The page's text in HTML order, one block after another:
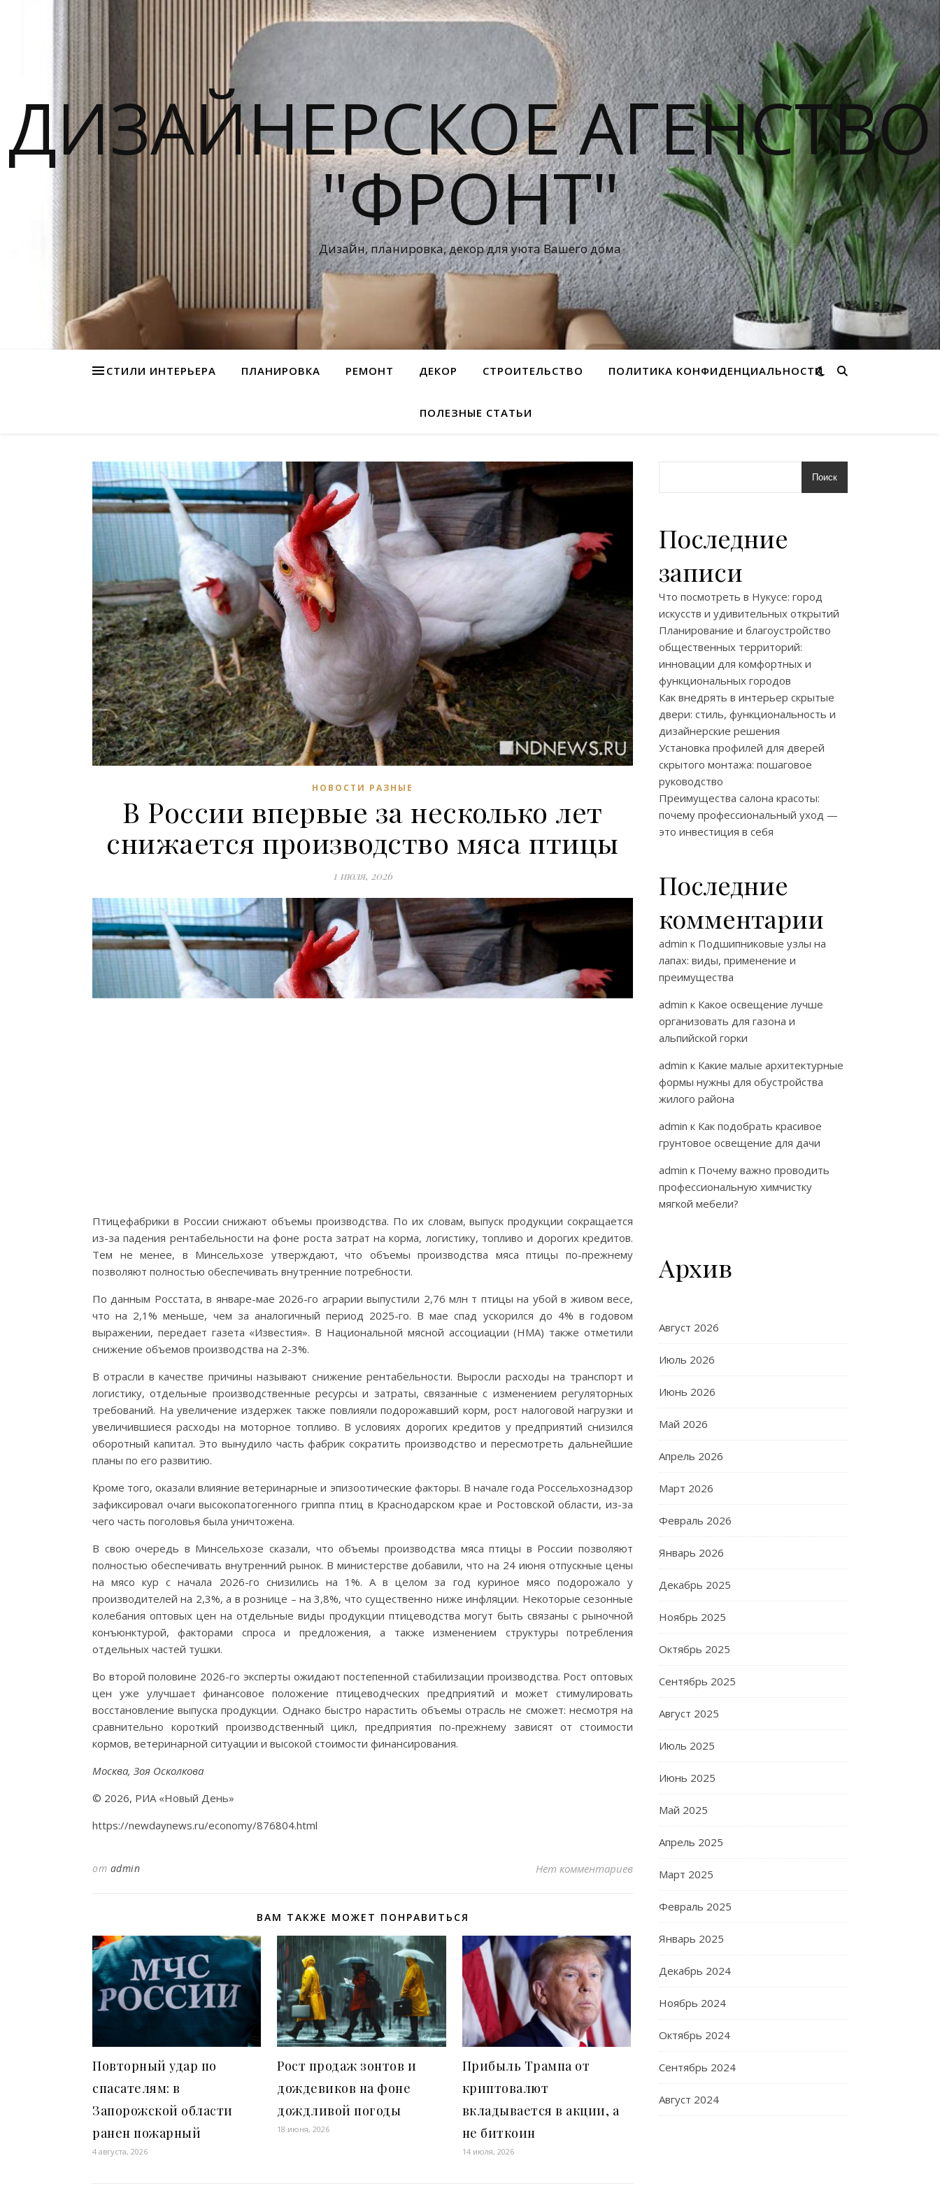
ДИЗАЙНЕРСКОЕ АГЕНСТВО
"ФРОНТ"
Дизайн, планировка, декор для уюта Вашего дома
СТИЛИ ИНТЕРЬЕРА ПЛАНИРОВКА РЕМОНТ ДЕКОР СТРОИТЕЛЬСТВО ПОЛИТИКА КОНФИДЕНЦИАЛЬНОСТИ
ПОЛЕЗНЫЕ СТАТЬИ
НОВОСТИ РАЗНЫЕ
В России впервые за несколько лет
снижается производство мяса птицы
1 июля, 2026
Птицефабрики в России снижают объемы производства. По их словам, выпуск продукции сокращается
из-за падения рентабельности на фоне роста затрат на корма, логистику, топливо и дорогих кредитов.
Тем не менее, в Минсельхозе утверждают, что объемы производства мяса птицы по-прежнему
позволяют полностью обеспечивать внутренние потребности.
По данным Росстата, в январе-мае 2026-го аграрии выпустили 2,76 млн т птицы на убой в живом весе,
что на 2,1% меньше, чем за аналогичный период 2025-го. В мае спад ускорился до 4% в годовом
выражении, передает газета «Известия». В Национальной мясной ассоциации (НМА) также отметили
снижение объемов производства на 2-3%.
В отрасли в качестве причины называют снижение рентабельности. Выросли расходы на транспорт и
логистику, отдельные производственные ресурсы и затраты, связанные с изменением регуляторных
требований. На увеличение издержек также повлияли подорожавший корм, рост налоговой нагрузки и
увеличившиеся расходы на моторное топливо. В условиях дорогих кредитов у предприятий снизился
оборотный капитал. Это вынудило часть фабрик сократить производство и пересмотреть дальнейшие
планы по его развитию.
Кроме того, оказали влияние ветеринарные и эпизоотические факторы. В начале года Россельхознадзор
зафиксировал очаги высокопатогенного гриппа птиц в Краснодарском крае и Ростовской области, из-за
чего часть поголовья была уничтожена.
В свою очередь в Минсельхозе сказали, что объемы производства мяса птицы в России позволяют
полностью обеспечивать внутренний рынок. В министерстве добавили, что на 24 июня отпускные цены
на мясо кур с начала 2026-го снизились на 1%. А в целом за год куриное мясо подорожало у
производителей на 2,3%, а в рознице – на 3,8%, что существенно ниже инфляции. Некоторые сезонные
колебания оптовых цен на отдельные виды продукции птицеводства могут быть связаны с рыночной
конъюнктурой, факторами спроса и предложения, а также изменением структуры потребления
отдельных частей тушки.
Во второй половине 2026-го эксперты ожидают постепенной стабилизации производства. Рост оптовых
цен уже улучшает финансовое положение птицеводческих предприятий и может стимулировать
восстановление выпуска продукции. Однако быстро нарастить объемы отрасль не сможет: несмотря на
сравнительно короткий производственный цикл, предприятия по-прежнему зависят от стоимости
кормов, ветеринарной ситуации и высокой стоимости финансирования.
Москва, Зоя Осколкова
© 2026, РИА «Новый День»
https://newdaynews.ru/economy/876804.html
от admin Нет комментариев
ВАМ ТАКЖЕ МОЖЕТ ПОНРАВИТЬСЯ
Повторный удар по
спасателям: в
Запорожской области
ранен пожарный
4 августа, 2026
Рост продаж зонтов и
дождевиков на фоне
дождливой погоды
18 июня, 2026
Прибыль Трампа от
криптовалют
вкладывается в акции, а
не биткоин
14 июля, 2026
Поиск
Последние
записи
Что посмотреть в Нукусе: город
искусств и удивительных открытий
Планирование и благоустройство
общественных территорий:
инновации для комфортных и
функциональных городов
Как внедрять в интерьер скрытые
двери: стиль, функциональность и
дизайнерские решения
Установка профилей для дверей
скрытого монтажа: пошаговое
руководство
Преимущества салона красоты:
почему профессиональный уход —
это инвестиция в себя
Последние
комментарии
admin к Подшипниковые узлы на
лапах: виды, применение и
преимущества
admin к Какое освещение лучше
организовать для газона и
альпийской горки
admin к Какие малые архитектурные
формы нужны для обустройства
жилого района
admin к Как подобрать красивое
грунтовое освещение для дачи
admin к Почему важно проводить
профессиональную химчистку
мягкой мебели?
Архив
Август 2026
Июль 2026
Июнь 2026
Май 2026
Апрель 2026
Март 2026
Февраль 2026
Январь 2026
Декабрь 2025
Ноябрь 2025
Октябрь 2025
Сентябрь 2025
Август 2025
Июль 2025
Июнь 2025
Май 2025
Апрель 2025
Март 2025
Февраль 2025
Январь 2025
Декабрь 2024
Ноябрь 2024
Октябрь 2024
Сентябрь 2024
Август 2024